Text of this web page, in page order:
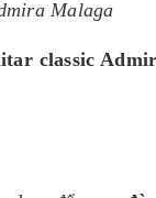
Malaga
classic